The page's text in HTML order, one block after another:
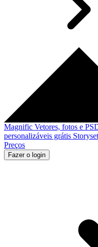
Magnific Vetores, fotos e
personalizáveis grátis Storyset
Preços
Fazer o login